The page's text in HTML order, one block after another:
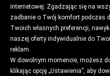
internetowej. Zgadzając się na
zadbanie o Twój komfort podczas
Twoich własnych preferencji,
naszej oferty indywidualnie do
reklam.
W dowolnym momencie, możesz
klikając opcję „Ustawienia”, aby